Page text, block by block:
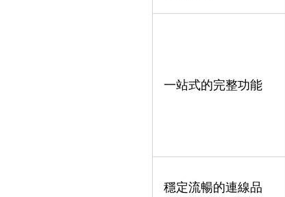
一站式的完整功能
穩定流暢的連線品